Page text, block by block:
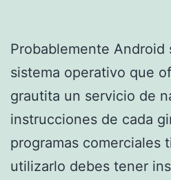
Probablemente Android
sistema operativo que
grautita un servicio de
instrucciones de cada
programas comerciales
utilizarlo debes tener